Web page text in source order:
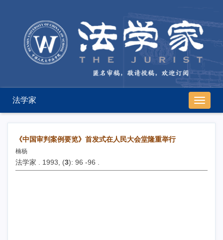
导
航
切
法学家
《中国审判案例要览》首发式在人民大会堂隆重举行
楠杨
法学家 . 1993, (3): 96 -96 .